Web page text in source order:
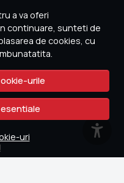
a va oferi
continuare, sunteti de
de cookies, cu
urile
uri